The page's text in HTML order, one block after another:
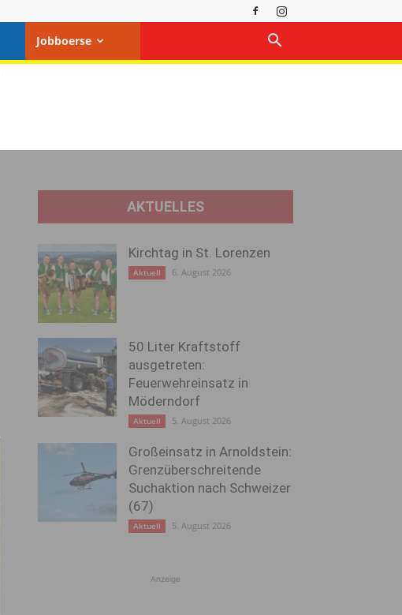
Jobboerse
AKTUELLES
Kirchtag in St. Lorenzen
Aktuell 6. August 2026
50 Liter Kraftstoff
ausgetreten:
Feuerwehreinsatz in
Möderndorf
Aktuell 5. August 2026
Großeinsatz in Arnoldstein:
Grenzüberschreitende
Suchaktion nach Schweizer
(67)
Aktuell 5. August 2026
Anzeige